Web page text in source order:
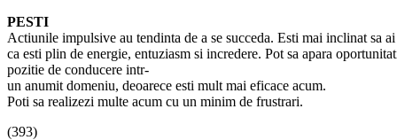
PESTI
Actiunile impulsive au tendinta de a se succeda. Esti mai inclinat sa
ca esti plin de energie, entuziasm si incredere. Pot sa apara
pozitie de conducere intr­
un anumit domeniu, deoarece esti mult mai eficace acum.
Poti sa realizezi multe acum cu un minim de frustrari.
(393)